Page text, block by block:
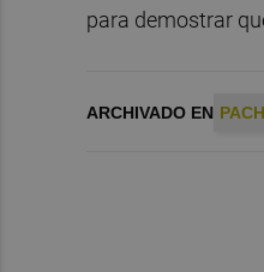
para demostrar
ARCHIVADO EN